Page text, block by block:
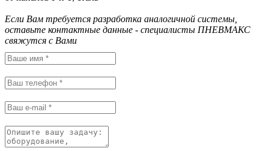
Если Вам требуется разработка аналогичной системы,
оставьте контактные данные - специалисты ПНЕВМАКС
свяжутся с Вами